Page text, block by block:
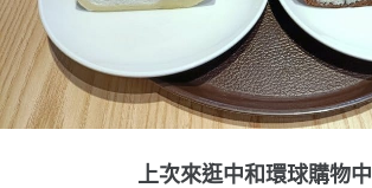
上次來逛中和環球購物